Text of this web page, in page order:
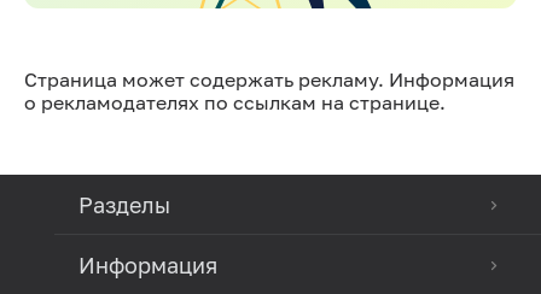
Страница может содержать рекламу. Информация
о рекламодателях по ссылкам на странице.
Разделы
Информация